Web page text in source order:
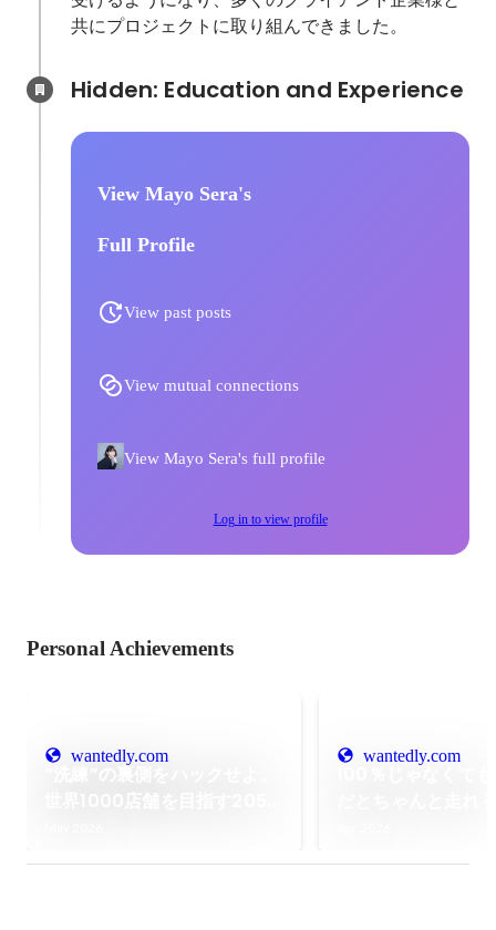
共にプロジェクトに取り組んできました。
View Mayo Sera's
Full Profile
View past posts
View mutual connections
View Mayo Sera's full profile
Log in to view profile
Personal Achievements
wantedly.com wantedly.com